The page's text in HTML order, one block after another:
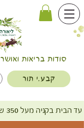
סודות בריאות
קבע.י תור
ש"ח + לחצ.י כאן למבצעים